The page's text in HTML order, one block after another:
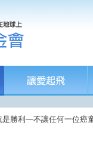
勝利—不讓任何一位癌